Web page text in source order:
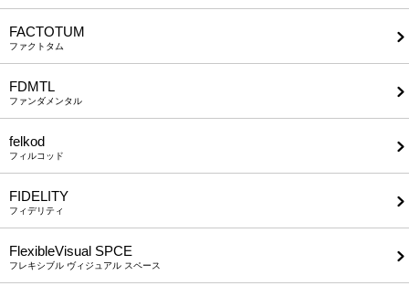
FACTOTUM
ファクトタム
FDMTL
ファンダメンタル
felkod
フィルコッド
FIDELITY
フィデリティ
FlexibleVisual SPCE
フレキシブル ヴィジュアル スペース